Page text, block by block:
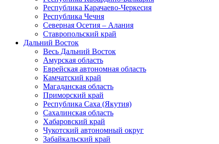
Республика Карачаево-Черкесия
Республика Чечня
Северная Осетия – Алания
Ставропольский край
Дальний Восток
Весь Дальний Восток
Амурская область
Еврейская автономная область
Камчатский край
Магаданская область
Приморский край
Республика Саха (Якутия)
Сахалинская область
Хабаровский край
Чукотский автономный округ
Забайкальский край